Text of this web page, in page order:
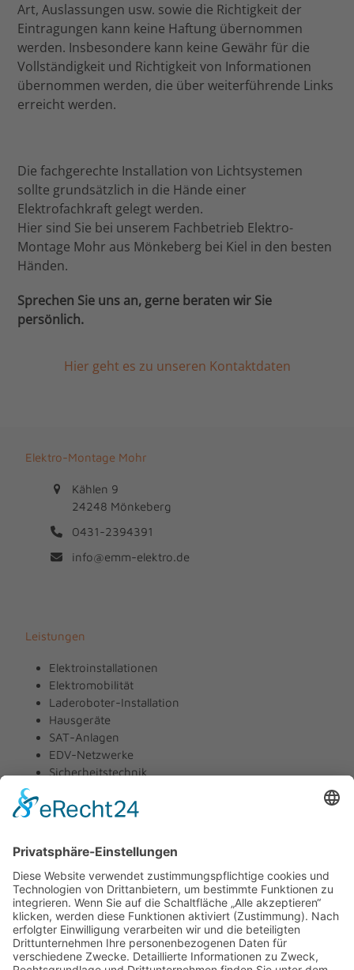
Art, Auslassungen usw. sowie die Richtigkeit der
Eintragungen kann keine Haftung übernommen
werden. Insbesondere kann keine Gewähr für die
Vollständigkeit und Richtigkeit von Informationen
übernommen werden, die über weiterführende Links
erreicht werden.
Die fachgerechte Installation von Lichtsystemen
sollte grundsätzlich in die Hände einer
Elektrofachkraft gelegt werden.
Hier sind Sie bei unserem Fachbetrieb Elektro-
Montage Mohr aus Mönkeberg bei Kiel in den besten
Händen.
Sprechen Sie uns an, gerne beraten wir Sie
persönlich.
Hier geht es zu unseren Kontaktdaten
Elektro-Montage Mohr
Kählen 9
24248 Mönkeberg
0431-2394391
info@emm-elektro.de
Leistungen
Elektroinstallationen
Elektromobilität
Laderoboter-Installation
Hausgeräte
SAT-Anlagen
EDV-Netzwerke
Sicherheitstechnik
Kundenservice
Unternehmen
Über uns
Kontakt
Partner